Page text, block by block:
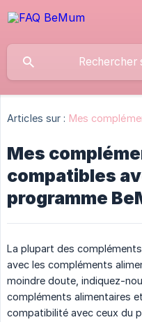
Articles sur : Mes
Mes
compatibles
programme
La plupart des
avec les compléments
moindre doute, indiquez-
compléments alimentaires
compatibilité avec ceux du